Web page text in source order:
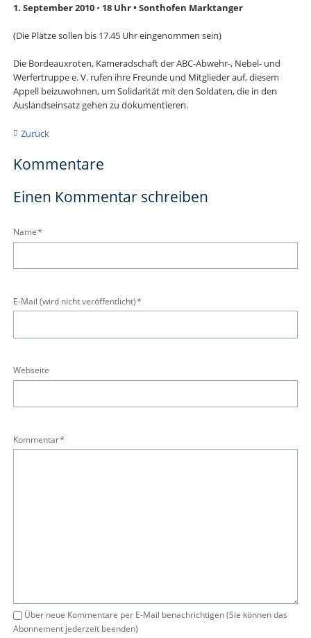
1. September 2010• 18 Uhr • Sonthofen Marktanger
(Die Plätze sollen bis 17.45 Uhr eingenommen sein)
Die Bordeauxroten, Kameradschaft der ABC-Abwehr-, Nebel- und
Werfertruppe e. V. rufen ihre Freunde und Mitglieder auf, diesem
Appell beizuwohnen, um Solidarität mit den Soldaten, die in den
Auslandseinsatz gehen zu dokumentieren.
Zurück
Kommentare
Einen Kommentar schreiben
Pflichtfeld
Name*
Pflichtfeld
E-Mail (wird nicht veröffentlicht)*
Webseite
Pflichtfeld
Kommentar*
Über neue Kommentare per E-Mail benachrichtigen (Sie können das
Abonnement jederzeit beenden)